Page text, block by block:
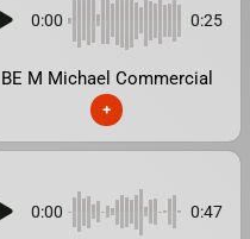
0:00 0:25
BE M Michael Commercial
+
0:00 0:47